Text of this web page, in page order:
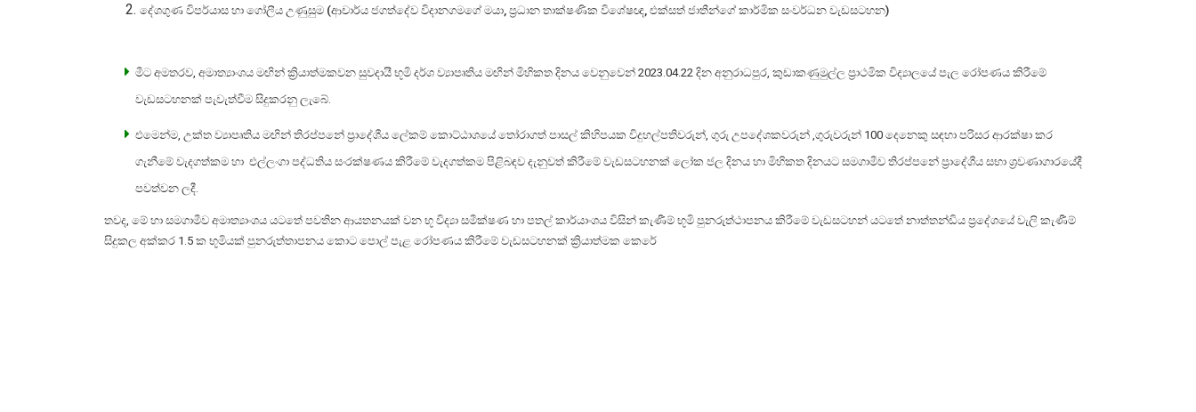
දේශගුණ විපර්යාස හා ගෝලීය උණුසුම (ආචාර්ය ජගත්දේව විදානගමගේ මයා, ප්‍රධාන තාක්ෂණික විශේෂඥ, එක්සත් ජාතීන්ගේ කාර්මික සංවර්ධන වැඩසටහන)
මීට අමතරව, අමාත්‍යාංශය මඟින් ක්‍රියාත්මකවන සුවදායී භූමි දර්ශ ව්‍යාපෘතිය මඟින් මිහිකත දිනය වෙනුවෙන් 2023.04.22 දින අනුරාධපුර, කුඩාකණුමුල්ල ප්‍රාථමික විද්‍යාලයේ පැල රෝපණය කිරීමේ
වැඩසටහනක් පැවැත්වීම සිදුකරනු ලැබේ.
එමෙන්ම, උක්ත ව්‍යාපෘතිය මඟින් තිරප්පනේ ප්‍රාදේශීය ලේකම් කොට්ඨාශයේ තෝරාගත් පාසල් කිහිපයක විදුහල්පතිවරුන්, ගුරු උපදේශකවරුන් ,ගුරුවරුන් 100 දෙනෙකු සඳහා පරිසර ආරක්ෂා කර
ගැනීමේ වැදගත්කම හා එල්ලංගා පද්ධතිය සංරක්ෂණය කිරීමේ වැදගත්කම පිළිබඳව දැනුවත් කිරීමේ වැඩසටහනක් ලෝක ජල දිනය හා මිහිකත දිනයට සමගාමීව තිරප්පනේ ප්‍රාදේශීය සභා ශ්‍රවණාගාරයේදී
පවත්වන ලදී.
තවද, මේ හා සමගාමීව අමාත්‍යාංශය යටතේ පවතින ආයතනයක් වන භූ විද්‍යා සමීක්ෂණ හා පතල් කාර්යාංශය විසින් කැණීම් භූමි පුනරුත්ථාපනය කිරීමේ වැඩසටහන් යටතේ නාත්තන්ඩිය ප්‍රදේශයේ වැලි කැණීම්
සිදුකල අක්කර 1.5 ක භූමියක් පුනරුත්තාපනය කොට පොල් පැළ රෝපණය කිරීමේ වැඩසටහනක් ක්‍රියාත්මක කෙරේ